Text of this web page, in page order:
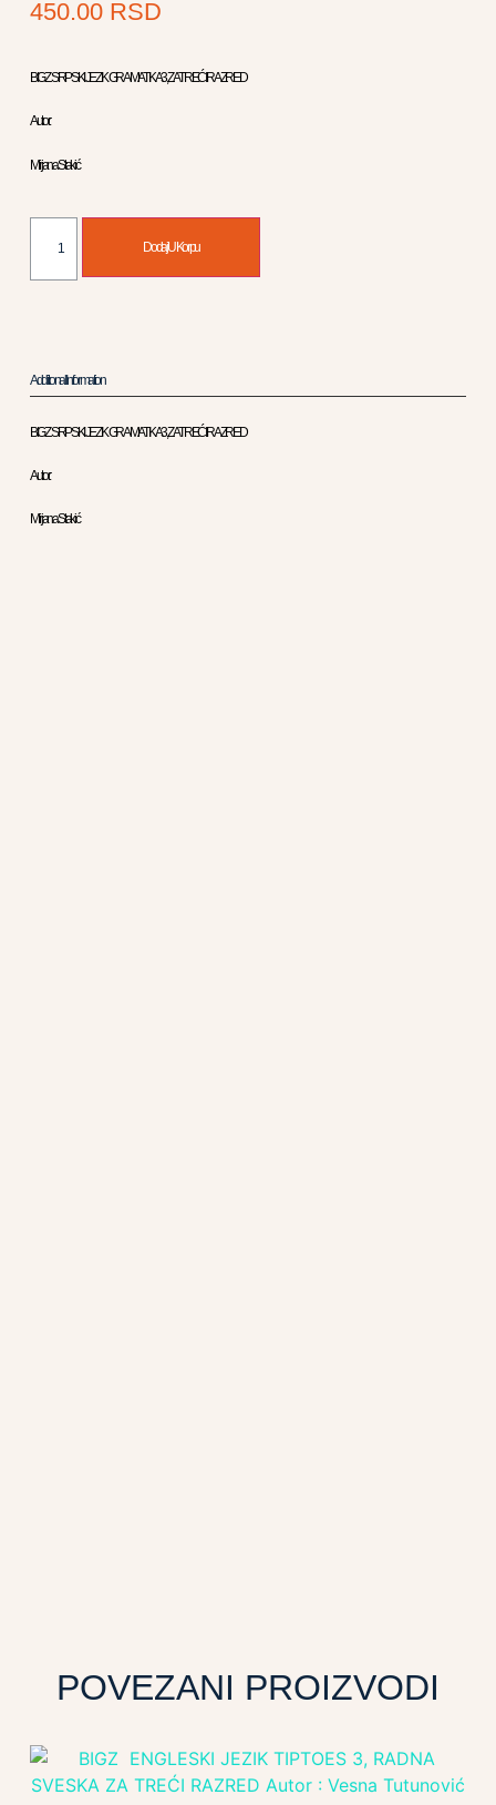
450.00 RSD
BIGZ SRPSKI JEZIK GRAMATIKA 3, ZA TREĆI RAZRED
Autor:
Mirjana Stakić
Dodaj U Korpu
Additional Information
BIGZ SRPSKI JEZIK GRAMATIKA 3, ZA TREĆI RAZRED
Autor:
Mirjana Stakić
POVEZANI PROIZVODI